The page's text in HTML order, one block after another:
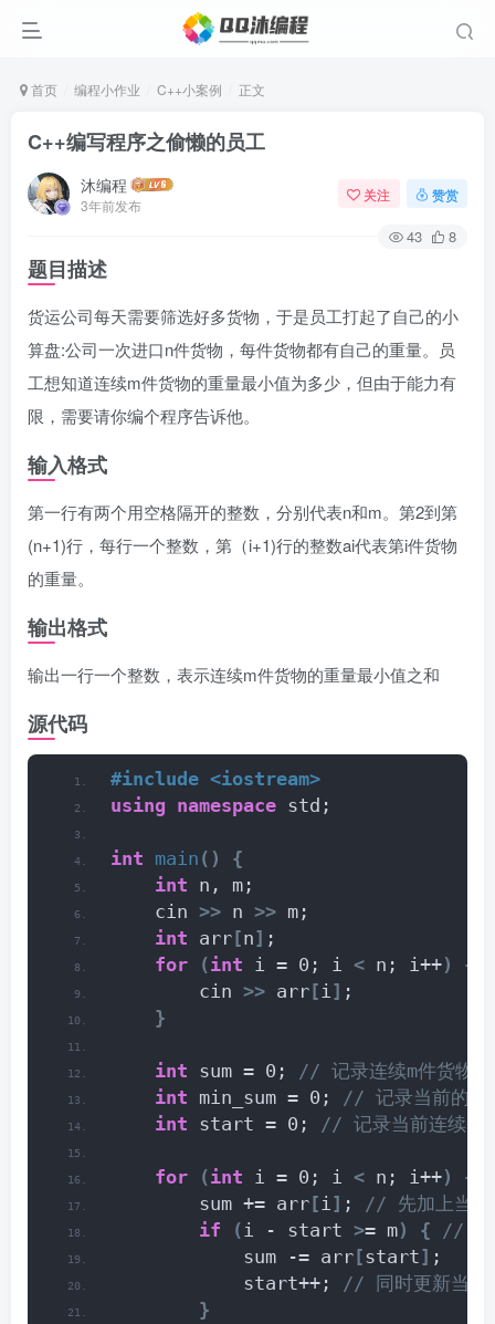
首页 编程小作业 C++小案例 正文
C++编写程序之偷懒的员工
沐编程
3年前发布
关注 赞赏
43 8
题目描述
货运公司每天需要筛选好多货物，于是员工打起了自己的小
算盘:公司一次进口n件货物，每件货物都有自己的重量。员
工想知道连续m件货物的重量最小值为多少，但由于能力有
限，需要请你编个程序告诉他。
输入格式
第一行有两个用空格隔开的整数，分别代表n和m。第2到第
(n+1)行，每行一个整数，第（i+1)行的整数ai代表第i件货物
的重量。
输出格式
输出一行一个整数，表示连续m件货物的重量最小值之和
源代码
#include <iostream>
using namespace std;
int main ()
{
int n, m;
    cin
>> n >> m;
int arr [n] ;
for
(int i = 0; i < n; i++)
{
        cin
>> arr [i] ;
}
int sum = 0;
// 记录连续m件货物的
int min_sum = 0;
// 记录当前的连
int start = 0; // 记录当前连续m
for (int i = 0; i < n; i++)
{
        sum += arr
[i] ;
// 先加上当前
if
(i - start >= m) { // 如
            sum -= arr
[start] ;
            start++;
// 同时更新当前
}